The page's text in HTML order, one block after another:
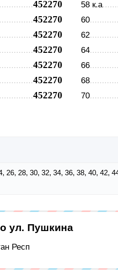
452270
452270
452270
452270
452270
452270
452270
58 к.а
60
62
64
66
68
70
26, 28, 30, 32, 34, 36, 38, 40, 42,
ул. Пушкина
Респ